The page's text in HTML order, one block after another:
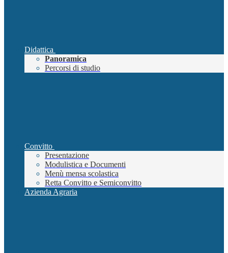
Didattica
Panoramica
Percorsi di studio
Convitto
Presentazione
Modulistica e Documenti
Menù mensa scolastica
Retta Convitto e Semiconvitto
Azienda Agraria